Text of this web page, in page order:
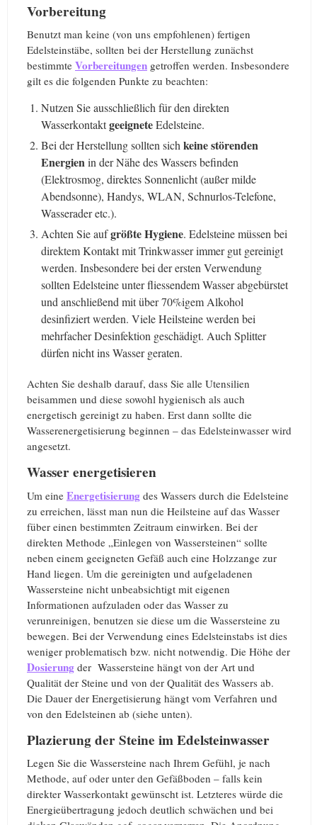
Vorbereitung
Benutzt man keine (von uns empfohlenen) fertigen
Edelsteinstäbe, sollten bei der Herstellung zunächst
bestimmte Vorbereitungen getroffen werden. Insbesondere
gilt es die folgenden Punkte zu beachten:
Nutzen Sie ausschließlich für den direkten
WasserkontaktgeeigneteEdelsteine.
Bei der Herstellung sollten sich keine störenden
Energienin der Nähe des Wassers befinden
(Elektrosmog, direktes Sonnenlicht (außer milde
Abendsonne), Handys, WLAN, Schnurlos-Telefone,
Wasserader etc.).
Achten Sie aufgrößte Hygiene. Edelsteine müssen bei
direktem Kontakt mit Trinkwasser immer gut gereinigt
werden. Insbesondere bei der ersten Verwendung
sollten Edelsteine unter fliessendem Wasser abgebürstet
und anschließend mit über 70%igem Alkohol
desinfiziert werden. Viele Heilsteine werden bei
mehrfacher Desinfektion geschädigt. Auch Splitter
dürfen nicht ins Wasser geraten.
Achten Sie deshalb darauf, dass Sie alle Utensilien
beisammen und diese sowohl hygienisch als auch
energetisch gereinigt zu haben. Erst dann sollte die
Wasserenergetisierung beginnen – das Edelsteinwasser wird
angesetzt.
Wasser energetisieren
Um eine Energetisierung des Wassers durch die Edelsteine
zu erreichen, lässt man nun die Heilsteine auf das Wasser
füber einen bestimmten Zeitraum einwirken. Bei der
direkten Methode „Einlegen von Wassersteinen“ sollte
neben einem geeigneten Gefäß auch eine Holzzange zur
Hand liegen. Um die gereinigten und aufgeladenen
Wassersteine nicht unbeabsichtigt mit eigenen
Informationen aufzuladen oder das Wasser zu
verunreinigen, benutzen sie diese um die Wassersteine zu
bewegen. Bei der Verwendung eines Edelsteinstabs ist dies
weniger problematisch bzw. nicht notwendig. Die Höhe der
Dosierung der Wassersteine hängt von der Art und
Qualität der Steine und von der Qualität des Wassers ab.
Die Dauer der Energetisierung hängt vom Verfahren und
von den Edelsteinen ab (siehe unten).
Plazierung der Steine im Edelsteinwasser
Legen Sie die Wassersteine nach Ihrem Gefühl, je nach
Methode, auf oder unter den Gefäßboden – falls kein
direkter Wasserkontakt gewünscht ist. Letzteres würde die
Energieübertragung jedoch deutlich schwächen und bei